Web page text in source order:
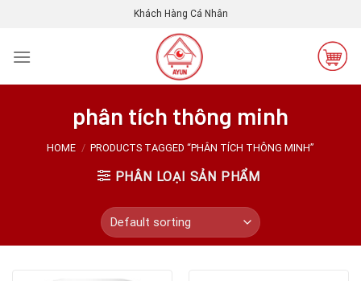
content
Khách Hàng Cá Nhân
phân tích thông minh
HOME / PRODUCTS TAGGED “PHÂN TÍCH THÔNG MINH”
PHÂN LOẠI SẢN PHẨM